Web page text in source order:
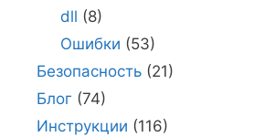
dll (8)
Ошибки (53)
Безопасность (21)
Блог (74)
Инструкции (116)